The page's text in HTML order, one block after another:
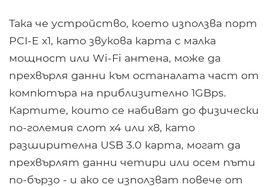
Така че устройство, което използва порт
PCI-E x1, като звукова карта с малка
мощност или Wi-Fi антена, може да
прехвърля данни към останалата част от
компютъра на приблизително 1GBps.
Картите, които се набиват до физически
по-големия слот x4 или x8, като
разширителна USB 3.0 карта, могат да
прехвърлят данни четири или осем пъти
по-бързо - и ако се използват повече от